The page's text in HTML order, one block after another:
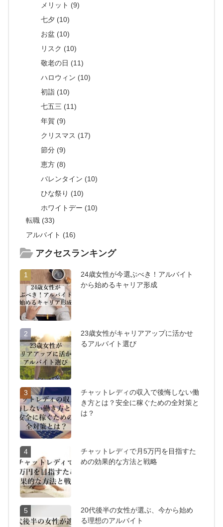
メリット (9)
七夕 (10)
お盆 (10)
リスク (10)
敬老の日 (11)
ハロウィン (10)
初詣 (10)
七五三 (11)
年賀 (9)
クリスマス (17)
節分 (9)
恵方 (8)
バレンタイン (10)
ひな祭り (10)
ホワイトデー (10)
転職 (33)
アルバイト (16)
アクセスランキング
1
24歳女性が今選ぶべき！アルバイト
から始めるキャリア形成
2
23歳女性がキャリアアップに活かせ
るアルバイト選び
3
チャットレディの収入で後悔しない働
き方とは？安全に稼ぐための全対策と
は？
4
チャットレディで月5万円を目指すた
めの効果的な方法と戦略
5
20代後半の女性が選ぶ、今から始め
る理想のアルバイト